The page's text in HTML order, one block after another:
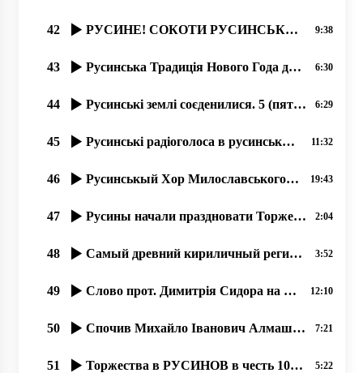
42 РУСИНЕ! СОКОТИ РУСИНСЬКУ БЕСІДУ! 21.02.20 9:38
43 Русинська Традиція Нового Года до Рожденства. прот. Димитрий Сидор . 31.12.2019 6:30
44 Русинські землі соєденилися. 5 (пять) дней в рокаши! Лубня-Волосатоє 2019 6:29
45 Русинські радіоголоса в русинськых Карпатах 11:32
46 Русинськый Хор Милославського с 1945 року.. …07.2020, прот. Димитрий Сидор 19:43
47 Русины начали праздновати Торжество Православия раньше от Киева. 2:04
48 Самый древний кириличный регион Европы – наша Карпатська Русь. 3:52
49 Слово прот. Димитрія Сидора на открытіє фестиваля русинськой культуры в Міжгірї 12:10
50 Спочив Михайло Іванович Алмашій (1930-2019). 7:21
51 Торжества в РУСИНОВ в честь 100 летия Руской Народной Республикы Лемков! 5:22